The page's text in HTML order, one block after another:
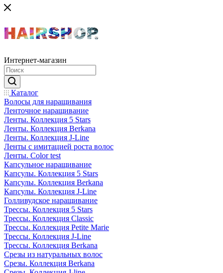
Интернет-магазин
Каталог
Волосы для наращивания
Ленточное наращивание
Ленты. Коллекция 5 Stars
Ленты. Коллекция Berkana
Ленты. Коллекция J-Line
Ленты с имитацией роста волос
Ленты. Color test
Капсульное наращивание
Капсулы. Коллекция 5 Stars
Капсулы. Коллекция Berkana
Капсулы. Коллекция J-Line
Голливудское наращивание
Трессы. Коллекция 5 Stars
Трессы. Коллекция Classic
Трессы. Коллекция Petite Marie
Трессы. Коллекция J-Line
Трессы. Коллекция Berkana
Срезы из натуральных волос
Срезы. Коллекция Berkana